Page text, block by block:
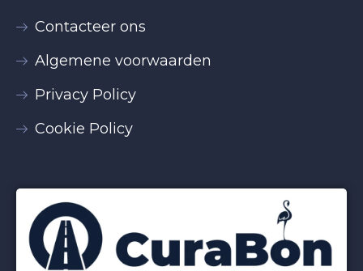
Contacteer ons
Algemene voorwaarden
Privacy Policy
Cookie Policy